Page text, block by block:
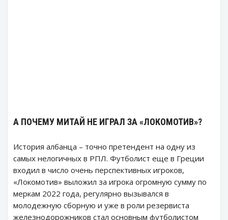
А ПОЧЕМУ МИТАЙ НЕ ИГРАЛ ЗА «ЛОКОМОТИВ»?
История албанца – точно претендент на одну из
самых нелогичных в РПЛ. Футболист еще в Греции
входил в число очень перспективных игроков,
«Локомотив» выложил за игрока огромную сумму по
меркам 2022 года, регулярно вызывался в
молодежную сборную и уже в роли резервиста
железнодорожников стал основным футболистом